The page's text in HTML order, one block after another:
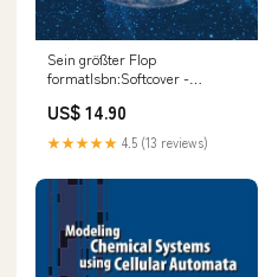
Sein größter Flop
formatIsbn:Softcover -
US$ 14.90
★★★★★ 4.5 (13 reviews)